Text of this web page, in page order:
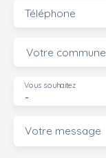
Téléphone
Votre commune
-
Vous souhaitez
Votre message